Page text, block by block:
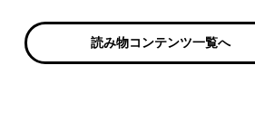
読み物コンテンツ一覧へ